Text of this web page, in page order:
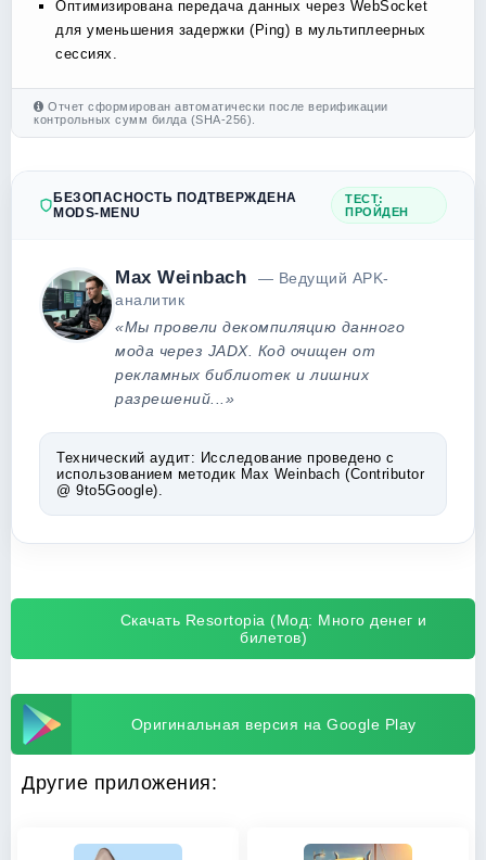
Оптимизирована передача данных через WebSocket
для уменьшения задержки (Ping) в мультиплеерных
сессиях.
Отчет сформирован автоматически после верификации
контрольных сумм билда (SHA-256).
БЕЗОПАСНОСТЬ ПОДТВЕРЖДЕНА
MODS-MENU
ТЕСТ:
ПРОЙДЕН
Max Weinbach
— Ведущий APK-
аналитик
«Мы провели декомпиляцию данного
мода через JADX. Код очищен от
рекламных библиотек и лишних
разрешений...»
Технический аудит: Исследование проведено с
использованием методик Max Weinbach (Contributor
@ 9to5Google).
Скачать Resortopia (Мод: Много денег и
билетов)
Оригинальная версия на Google Play
Другие приложения: